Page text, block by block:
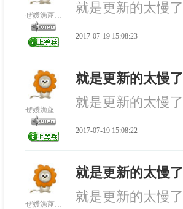
ぜ孇漁蓙d綯689
就是更新的太慢了
2017-07-19 15:08:23
ぜ孇漁蓙d綯689
就是更新的太慢了
就是更新的太慢了
2017-07-19 15:08:22
ぜ孇漁蓙d綯689
就是更新的太慢了
就是更新的太慢了